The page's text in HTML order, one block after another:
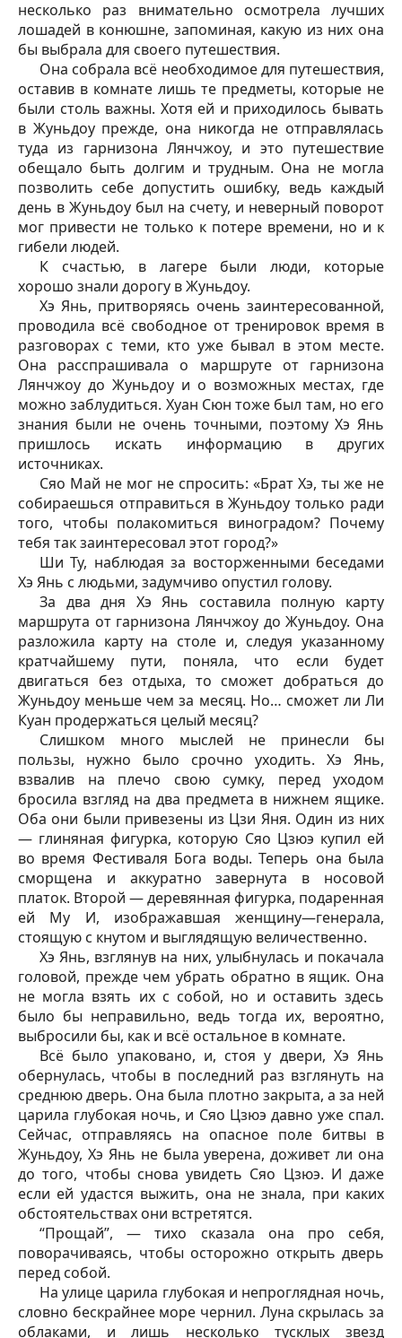
несколько раз внимательно осмотрела лучших
лошадей в конюшне, запоминая, какую из них она
бы выбрала для своего путешествия.
Она собрала всё необходимое для путешествия,
оставив в комнате лишь те предметы, которые не
были столь важны. Хотя ей и приходилось бывать
в Жуньдоу прежде, она никогда не отправлялась
туда из гарнизона Лянчжоу, и это путешествие
обещало быть долгим и трудным. Она не могла
позволить себе допустить ошибку, ведь каждый
день в Жуньдоу был на счету, и неверный поворот
мог привести не только к потере времени, но и к
гибели людей.
К счастью, в лагере были люди, которые
хорошо знали дорогу в Жуньдоу.
Хэ Янь, притворяясь очень заинтересованной,
проводила всё свободное от тренировок время в
разговорах с теми, кто уже бывал в этом месте.
Она расспрашивала о маршруте от гарнизона
Лянчжоу до Жуньдоу и о возможных местах, где
можно заблудиться. Хуан Сюн тоже был там, но его
знания были не очень точными, поэтому Хэ Янь
пришлось искать информацию в других
источниках.
Сяо Май не мог не спросить: «Брат Хэ, ты же не
собираешься отправиться в Жуньдоу только ради
того, чтобы полакомиться виноградом? Почему
тебя так заинтересовал этот город?»
Ши Ту, наблюдая за восторженными беседами
Хэ Янь с людьми, задумчиво опустил голову.
За два дня Хэ Янь составила полную карту
маршрута от гарнизона Лянчжоу до Жуньдоу. Она
разложила карту на столе и, следуя указанному
кратчайшему пути, поняла, что если будет
двигаться без отдыха, то сможет добраться до
Жуньдоу меньше чем за месяц. Но… сможет ли Ли
Куан продержаться целый месяц?
Слишком много мыслей не принесли бы
пользы, нужно было срочно уходить. Хэ Янь,
взвалив на плечо свою сумку, перед уходом
бросила взгляд на два предмета в нижнем ящике.
Оба они были привезены из Цзи Яня. Один из них
— глиняная фигурка, которую Сяо Цзюэ купил ей
во время Фестиваля Бога воды. Теперь она была
сморщена и аккуратно завернута в носовой
платок. Второй — деревянная фигурка, подаренная
ей Му И, изображавшая женщину—генерала,
стоящую с кнутом и выглядящую величественно.
Хэ Янь, взглянув на них, улыбнулась и покачала
головой, прежде чем убрать обратно в ящик. Она
не могла взять их с собой, но и оставить здесь
было бы неправильно, ведь тогда их, вероятно,
выбросили бы, как и всё остальное в комнате.
Всё было упаковано, и, стоя у двери, Хэ Янь
обернулась, чтобы в последний раз взглянуть на
среднюю дверь. Она была плотно закрыта, а за ней
царила глубокая ночь, и Сяо Цзюэ давно уже спал.
Сейчас, отправляясь на опасное поле битвы в
Жуньдоу, Хэ Янь не была уверена, доживет ли она
до того, чтобы снова увидеть Сяо Цзюэ. И даже
если ей удастся выжить, она не знала, при каких
обстоятельствах они встретятся.
“Прощай”, — тихо сказала она про себя,
поворачиваясь, чтобы осторожно открыть дверь
перед собой.
На улице царила глубокая и непроглядная ночь,
словно бескрайнее море чернил. Луна скрылась за
облаками, и лишь несколько тусклых звезд